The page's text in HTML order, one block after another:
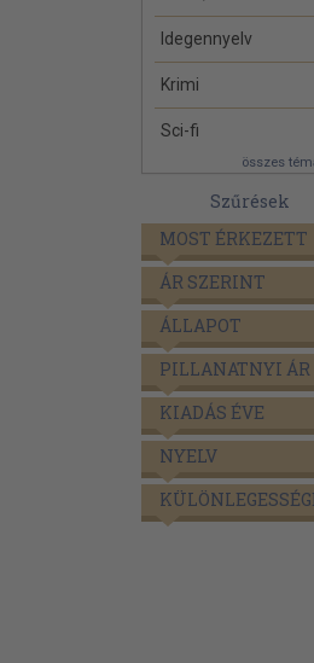
Idegennyelv
Krimi
Sci-fi
összes
Szűrések
MOST ÉRKEZETT
ÁR SZERINT
ÁLLAPOT
PILLANATNYI ÁR
KIADÁS ÉVE
NYELV